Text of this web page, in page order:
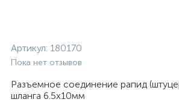
Артикул: 180170
Пока нет отзывов
Разъемное соединение рапид
шланга 6.5x10мм